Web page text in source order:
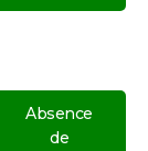
Absence
de